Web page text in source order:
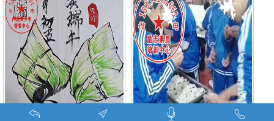
调皮的学生叛逆的孩子在特训学校娱乐中学习-调皮的问题学生怎么教育找什么机构 特训学校师生携手包饺子体验生活美味-湖南青少年励志教育学校